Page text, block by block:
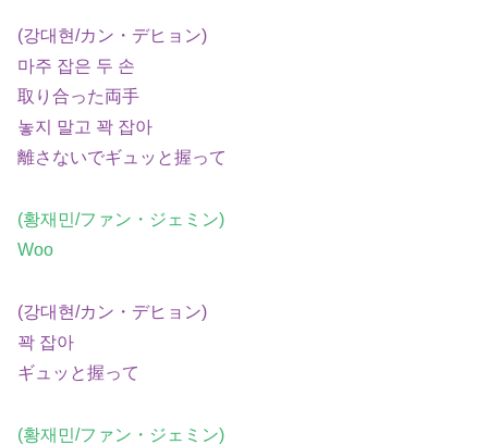
(강대현/カン・デヒョン)
마주 잡은 두 손
取り合った両手
놓지 말고 꽉 잡아
離さないでギュッと握って
(황재민/ファン・ジェミン)
Woo
(강대현/カン・デヒョン)
꽉 잡아
ギュッと握って
(황재민/ファン・ジェミン)